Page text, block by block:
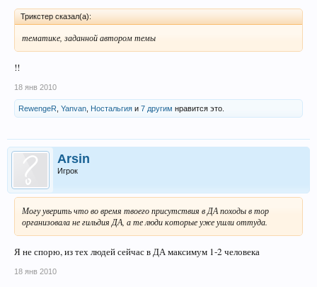
Трикстер сказал(а):
тематике, заданной автором темы
!!
18 янв 2010
RewengeR Yanvan Ностальгия и 7 другим нравится это.
Arsin
Игрок
Могу уверить что во время твоего присутствия в ДА походы в тор
организовала не гильдия ДА, а те люди которые уже ушли оттуда.
Я не спорю, из тех людей сейчас в ДА максимум 1-2 человека
18 янв 2010